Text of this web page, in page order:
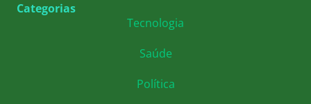
Categorias
Tecnologia
Saúde
Política